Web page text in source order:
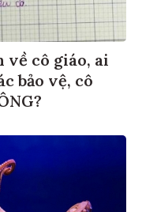
về cô giáo, ai
bảo vệ, cô